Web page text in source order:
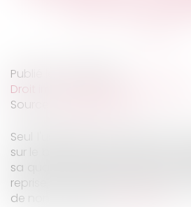
Publié le :
Droit immobilier
Source :
Seul l'usufruitier, en vertu de
sur le bien dont la propriété est
sa qualité de bailleur, agir en
reprise, et le défaut de qualité à
de non-recevoir...